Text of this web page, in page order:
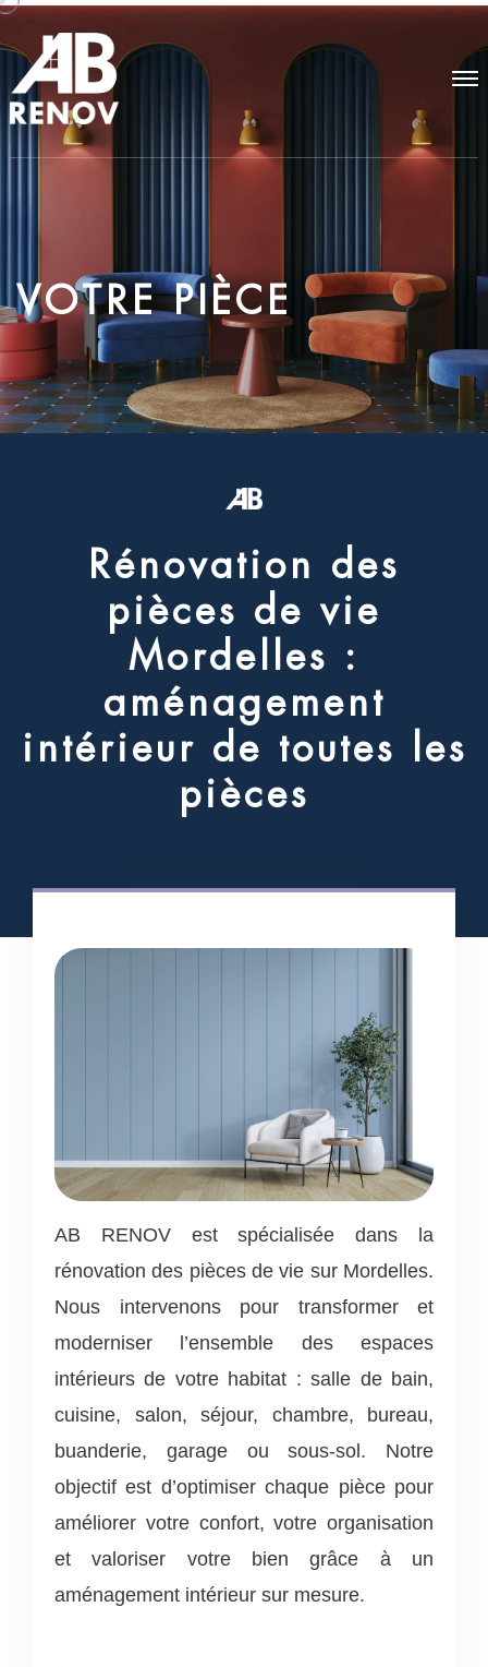
VOTRE PIÈCE
Rénovation d es
pièces d e vie
Mord e es :
aménagement
intérieur d e toutes es
pièces
AB RENOV est spécialisée dans la
rénovation des pièces de vie sur Mordelles.
Nous intervenons pour transformer et
moderniser l’ensemble des espaces
intérieurs de votre habitat : salle de bain,
cuisine, salon, séjour, chambre, bureau,
buanderie, garage ou sous-sol. Notre
objectif est d’optimiser chaque pièce pour
améliorer votre confort, votre organisation
et valoriser votre bien grâce à un
aménagement intérieur sur mesure.